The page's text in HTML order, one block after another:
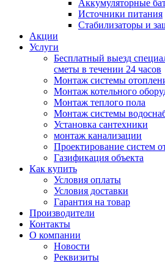
Аккумуляторные
Источники питания
Стабилизаторы и
Акции
Услуги
Бесплатный выезд
сметы в течении 24 часов
Монтаж системы
Монтаж котельного
Монтаж теплого пола
Монтаж системы
Установка сантехники
монтаж канализации
Проектирование систем
Газификация объекта
Как купить
Условия оплаты
Условия доставки
Гарантия на товар
Производители
Контакты
О компании
Новости
Реквизиты